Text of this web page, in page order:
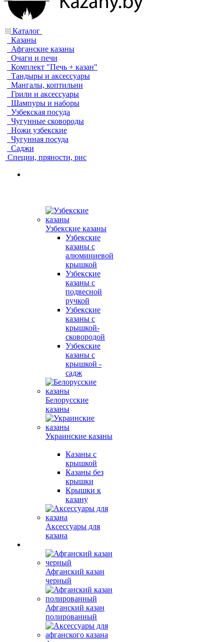
Каталог
Казаны
Афганские казаны
Очаги и печи
Комплект "Печь + казан"
Тандыры и аксессуары
Мангалы, коптильни
Грили и аксессуары
Шампуры и наборы
Узбекская посуда
Чугунные сковороды
Ножи узбекские
Чугунная посуда
Саджи
Специи, пряности, рис
Узбекские казаны
Узбекские
казаны с
алюминиевой
крышкой
Узбекские
казаны с
подвесной
ручкой
Узбекские
казаны с
крышкой-
сковородой
Узбекские
казаны с
крышкой -
садж
Белорусские
казаны
Украинские казаны
Казаны с
крышкой
Казаны без
крышки
Крышки к
казану
Аксессуары для
казана
Афганский казан
черный
Афганский казан
полированный